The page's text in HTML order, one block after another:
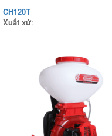
CH120T
Xuất xứ: